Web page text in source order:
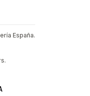
España.